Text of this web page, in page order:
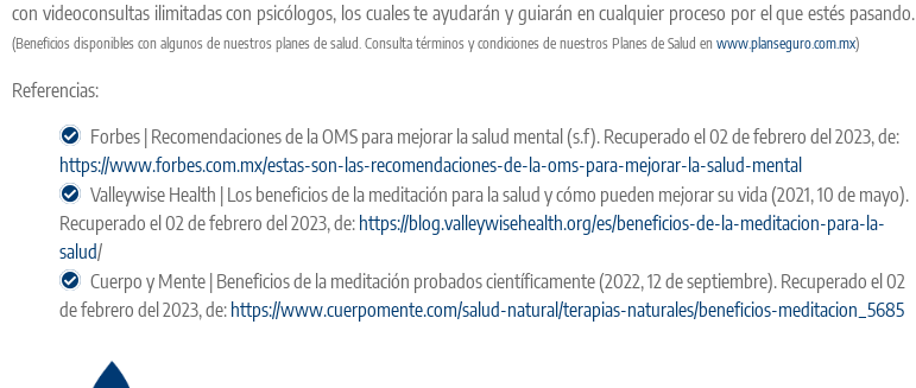
con videoconsultas ilimitadas con psicólogos, los cuales te ayudarán y guiarán en cualquier proceso por el que estés pasando.
(Beneficios disponibles con algunos de nuestros planes de salud. Consulta términos y condiciones de nuestros Planes de Salud en www.planseguro.com.mx)
Referencias:
Forbes | Recomendaciones de la OMS para mejorar la salud mental (s.f). Recuperado el 02 de febrero del 2023, de:
https://www.forbes.com.mx/estas-son-las-recomendaciones-de-la-oms-para-mejorar-la-salud-mental
Valleywise Health | Los beneficios de la meditación para la salud y cómo pueden mejorar su vida (2021, 10 de mayo).
Recuperado el 02 de febrero del 2023, de: https://blog.valleywisehealth.org/es/beneficios-de-la-meditacion-para-la-
salud/
Cuerpo y Mente | Beneficios de la meditación probados científicamente (2022, 12 de septiembre). Recuperado el 02
de febrero del 2023, de: https://www.cuerpomente.com/salud-natural/terapias-naturales/beneficios-meditacion_5685